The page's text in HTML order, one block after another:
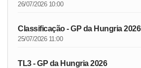
26/07/2026 10:00
Classificação - GP da Hungria 2026
25/07/2026 11:00
TL3 - GP da Hungria 2026